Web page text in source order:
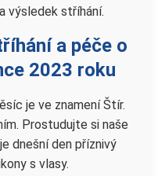
výsledek stříhání.
a péče o
2023 roku
je ve znamení Štír.
Prostudujte si naše
dnešní den příznivý
s vlasy.